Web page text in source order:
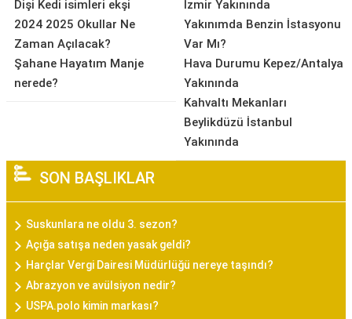
Dişi Kedi isimleri ekşi
2024 2025 Okullar Ne
Zaman Açılacak?
Şahane Hayatım Manje
nerede?
İzmir Yakınında
Yakınımda Benzin İstasyonu
Var Mı?
Hava Durumu Kepez/Antalya
Yakınında
Kahvaltı Mekanları
Beylikdüzü İstanbul
Yakınında
SON BAŞLIKLAR
Suskunlara ne oldu 3. sezon?
Açığa satışa neden yasak geldi?
Harçlar Vergi Dairesi Müdürlüğü nereye taşındı?
Abrazyon ve avülsiyon nedir?
USPA.polo kimin markası?